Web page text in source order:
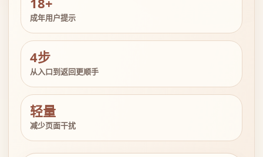
成年用户提示
4步
从入口到返回更顺手
轻量
减少页面干扰